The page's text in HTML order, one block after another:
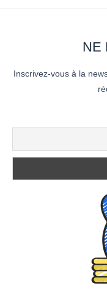
NE
Inscrivez-vous à la